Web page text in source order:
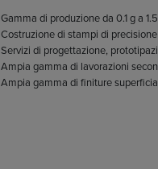
Gamma di produzione da 0.1 g a
Costruzione di stampi di
Servizi di progettazione,
Ampia gamma di lavorazioni
Ampia gamma di finiture